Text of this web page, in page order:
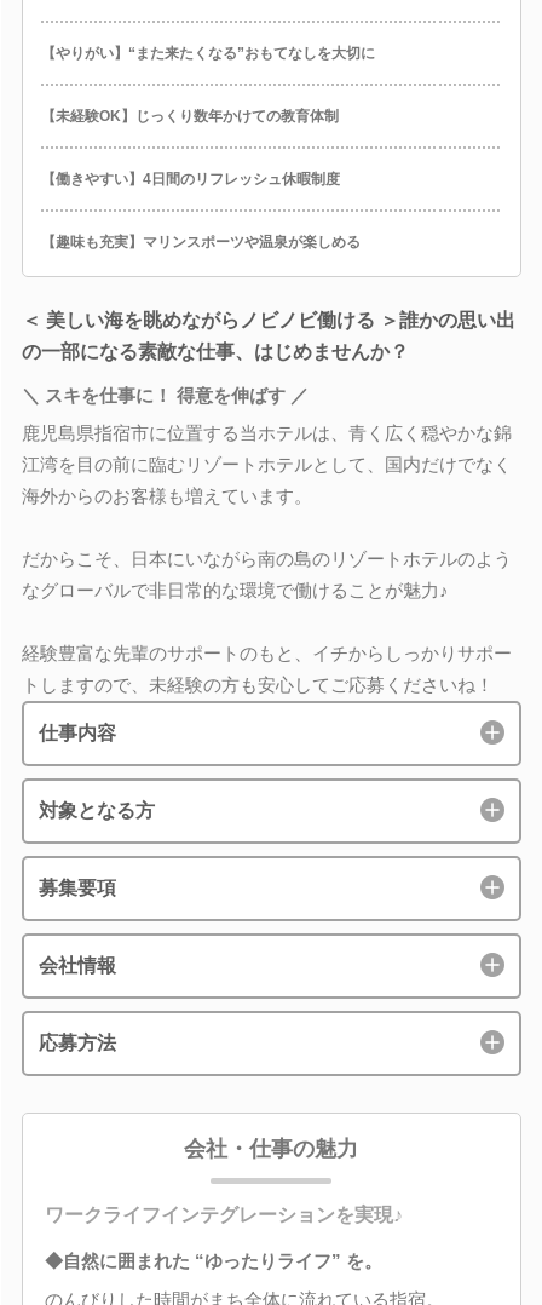
【やりがい】“また来たくなる”おもてなしを大切に
【未経験OK】じっくり数年かけての教育体制
【働きやすい】4日間のリフレッシュ休暇制度
【趣味も充実】マリンスポーツや温泉が楽しめる
＜ 美しい海を眺めながらノビノビ働ける ＞誰かの思い出
の一部になる素敵な仕事、はじめませんか？
＼ スキを仕事に！ 得意を伸ばす ／
鹿児島県指宿市に位置する当ホテルは、青く広く穏やかな錦
江湾を目の前に臨むリゾートホテルとして、国内だけでなく
海外からのお客様も増えています。
だからこそ、日本にいながら南の島のリゾートホテルのよう
なグローバルで非日常的な環境で働けることが魅力♪
経験豊富な先輩のサポートのもと、イチからしっかりサポー
トしますので、未経験の方も安心してご応募くださいね！
仕事内容
対象となる方
募集要項
会社情報
応募方法
会社・仕事の魅力
ワークライフインテグレーションを実現♪
◆自然に囲まれた “ゆったりライフ” を。
のんびりした時間がまち全体に流れている指宿。